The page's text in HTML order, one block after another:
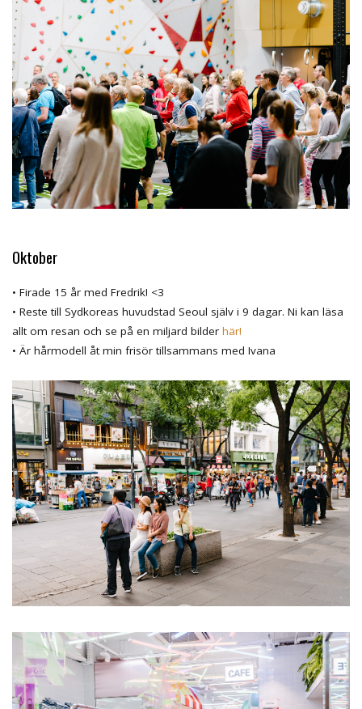
Oktober
• Firade 15 år med Fredrik! <3
• Reste till Sydkoreas huvudstad Seoul själv i 9 dagar. Ni kan läsa
allt om resan och se på en miljard bilder här!
• Är hårmodell åt min frisör tillsammans med Ivana